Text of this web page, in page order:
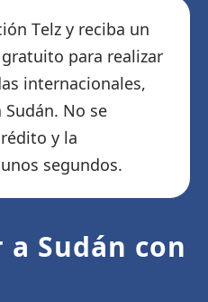
Telz y reciba un
para realizar
internacionales,
No se
y la
segundos.
Sudán con